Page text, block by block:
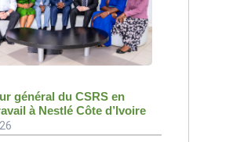
général du CSRS en
à Nestlé Côte d’Ivoire